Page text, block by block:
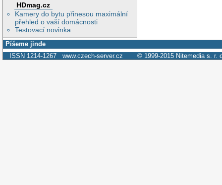
HDmag.cz
Kamery do bytu přinesou maximální
přehled o vaší domácnosti
Testovací novinka
Píšeme jinde
ISSN 1214-1267 www.czech-server.cz © 1999-2015 Nitemedia s. r.